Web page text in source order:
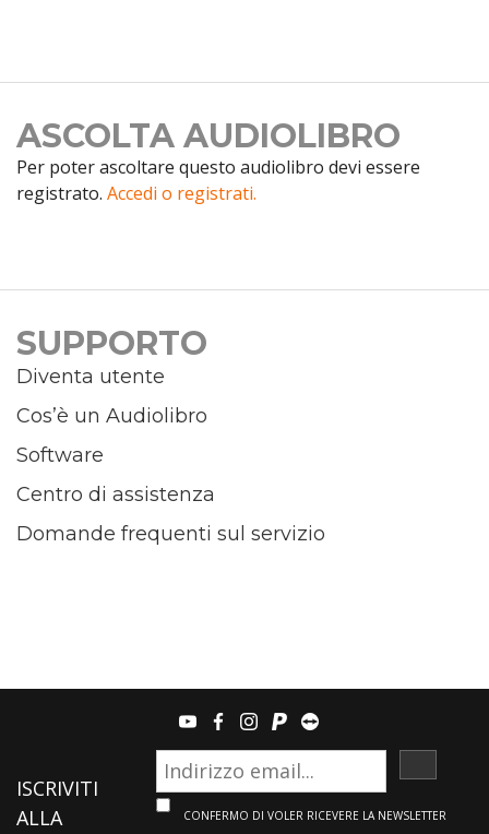
ASCOLTA AUDIOLIBRO
Per poter ascoltare questo audiolibro devi essere
registrato. Accedi o registrati.
SUPPORTO
Diventa utente
Cos’è un Audiolibro
Software
Centro di assistenza
Domande frequenti sul servizio
youtubefacebook
instagram
paypalteamviewer
ISCRIVITI
ALLA
CONFERMO DI VOLER RICEVERE LA NEWSLETTER